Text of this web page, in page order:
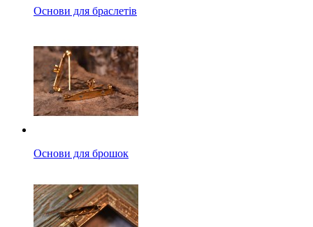
Основи для браслетів
Основи для брошок